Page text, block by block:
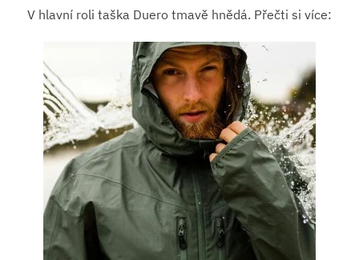
V hlavní roli taška Duero tmavě hnědá. Přečti si více: